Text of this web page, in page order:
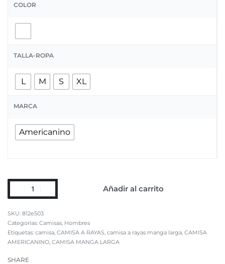
COLOR
TALLA-ROPA
L M S XL
MARCA
Americanino
Añadir al carrito
812e503
Categorías: Camisas Hombres
Etiquetas: camisa CAMISA A RAYAS camisa a rayas manga larga CAMISA
AMERICANINO CAMISA MANGA LARGA
SHARE